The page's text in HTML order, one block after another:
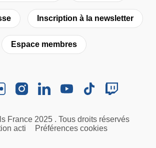
Inscription à la newsletter
Espace membres
France 2025 . Tous droits réservés
acti
Préférences cookies